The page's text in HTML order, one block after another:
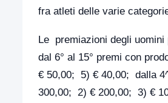
fra atleti delle varie
Le premiazioni degli
dal 6° al 15° premi con
€ 50,00; 5) € 40,00; dalla
300,00; 2) € 200,00; 3) €